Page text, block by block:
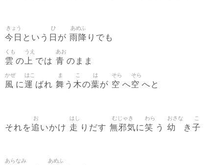
今日
きょう
という 日
ひ
が 雨降
あめふ
りでも
雲
くも
の上
うえ
では 青
あお
のまま
風
かぜ
に運
はこ
ばれ 舞
ま
う 木
こ
の葉
は
が 空
そら
へ空
そら
へと
それを追
お
いかけ 走
はし
りだす 無邪気
むじゃき
に笑
わら
う 幼
おさな
き 子
こ
あらなみ あめふ